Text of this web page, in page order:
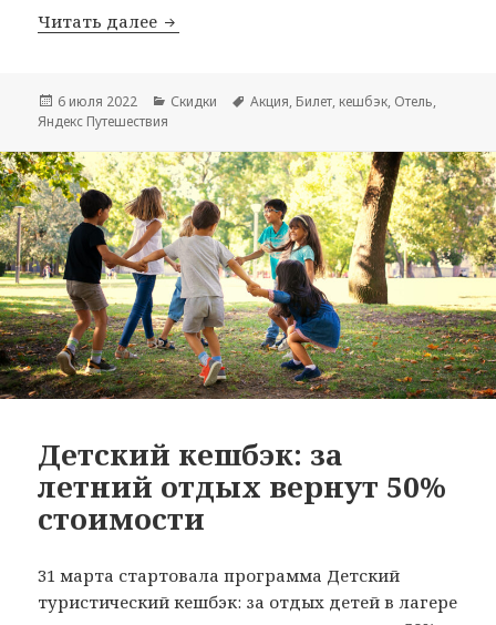
Читать далее Акции сервиса «Яндекс Путешествия»
Опубликовано
6 июля 2022 Рубрики
Скидки Метки
Акция, Билет, кешбэк, Отель,
Яндекс Путешествия
Детский кешбэк: за
летний отдых вернут 50%
стоимости
31 марта стартовала программа Детский
туристический кешбэк: за отдых детей в лагере